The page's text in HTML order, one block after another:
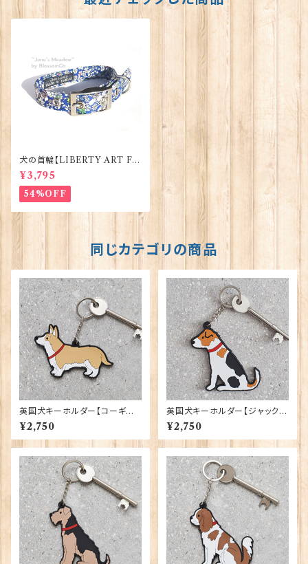
犬の首輪【LIBERTY ART FA
BRIC=Junes Meadow】Blos
somCo 90292
¥3,795
54%OFF
同じカテゴリの商品
英国犬キーホルダー【コーギー】
Sweet William 90409-W
ELSH CORGI
¥2,750
英国犬キーホルダー【ジャック・
ラッセル・テリア】 Sweet Willi
am 90409-JACK RUSSELL
TERRIER
¥2,750